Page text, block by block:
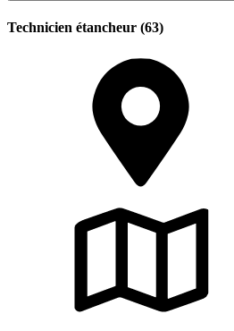
Technicien étancheur (63)